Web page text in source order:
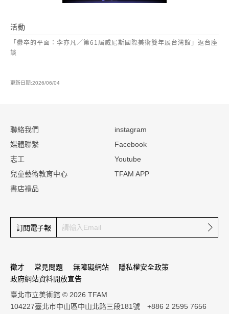
活動
「鬱卒的平面：李亦凡／第61屆威尼斯國際美術雙年展台灣館」返台座
談
更新日期:2026/06/04
聯絡我們
媒體聯繫
志工
兒童藝術教育中心
書店禮品
instagram
Facebook
Youtube
TFAM APP
訂閱電子報 確定
徵才 常見問題 無障礙網站
隱私權安全政策
政府網站資料開放宣告
臺北市立美術館 © 2026 TFAM
104227臺北市中山區中山北路三段181號 +886 2 2595 7656